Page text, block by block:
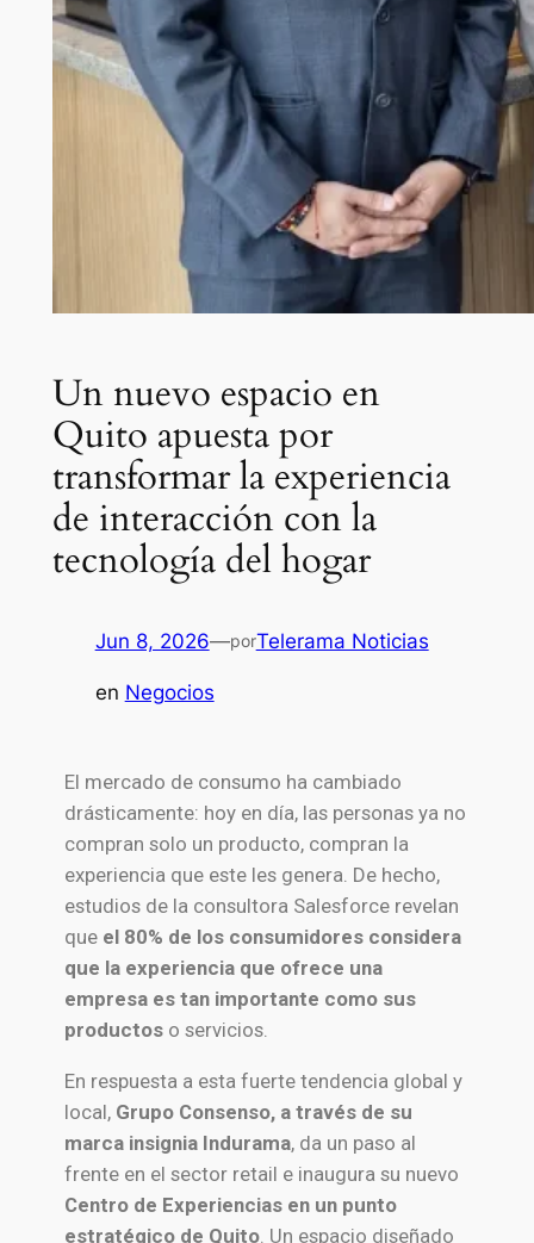
Un nuevo espacio en
Quito apuesta por
transformar la experiencia
de interacción con la
tecnología del hogar
Jun 8, 2026—porTelerama Noticias
en Negocios
El mercado de consumo ha cambiado
drásticamente: hoy en día, las personas ya no
compran solo un producto, compran la
experiencia que este les genera. De hecho,
estudios de la consultora Salesforce revelan
que el 80% de los consumidores considera
que la experiencia que ofrece una
empresa es tan importante como sus
productoso servicios.
En respuesta a esta fuerte tendencia global y
local, Grupo Consenso, a través de su
marca insignia Indurama, da un paso al
frente en el sector retail e inaugura su nuevo
Centro de Experiencias en un punto
estratégico de Quito. Un espacio diseñado